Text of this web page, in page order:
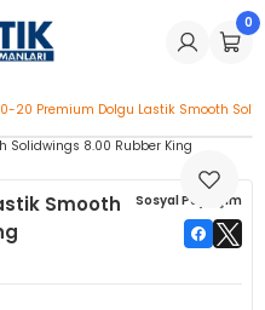
0
20 Premium Dolgu Lastik Smooth
Smooth
Sosyal Paylaşım